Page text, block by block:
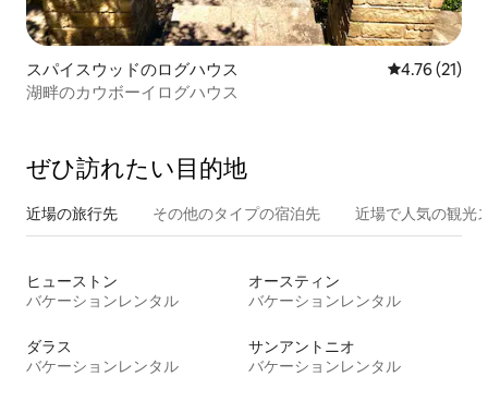
スパイスウッドのログハウス レビュー21
4.76 (21)
湖畔のカウボーイログハウス
ぜひ訪⁠れ⁠た⁠い目⁠的⁠地
近場の旅行先 その他のタ⁠イ⁠プ⁠の宿⁠泊⁠先 近場で人気の観光
ヒューストン
バケーションレンタル
オースティン
バケーションレンタル
ダラス
バケーションレンタル
サンアントニオ
バケーションレンタル